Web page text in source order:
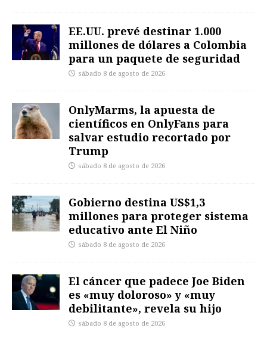
EE.UU. prevé destinar 1.000
millones de dólares a Colombia
para un paquete de seguridad
sábado 8 de agosto de 2026
OnlyMarms, la apuesta de
científicos en OnlyFans para
salvar estudio recortado por
Trump
sábado 8 de agosto de 2026
Gobierno destina US$1,3
millones para proteger sistema
educativo ante El Niño
sábado 8 de agosto de 2026
El cáncer que padece Joe Biden
es «muy doloroso» y «muy
debilitante», revela su hijo
sábado 8 de agosto de 2026